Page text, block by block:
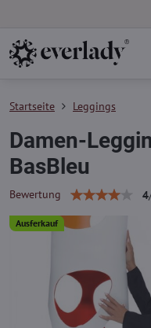
Ausferkauf
Startseite Leggings
Damen-
BasBleu
Bewertung 4